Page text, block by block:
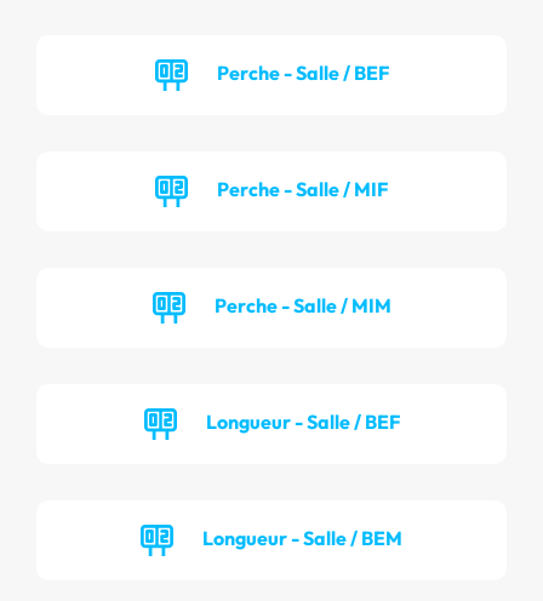
Perche - Salle / BEF
Perche - Salle / MIF
Perche - Salle / MIM
Longueur - Salle / BEF
Longueur - Salle / BEM